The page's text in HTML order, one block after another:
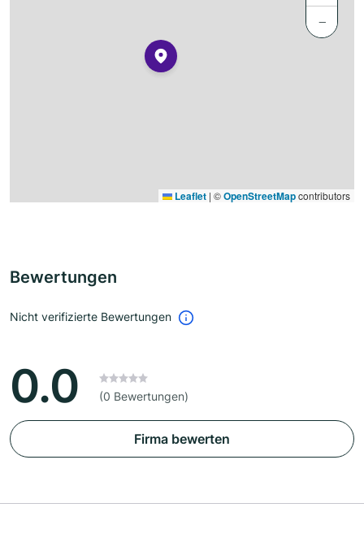
−
Leaflet | ©OpenStreetMapcontributors
Bewertungen
Nicht verifizierte Bewertungen
0.0 (0 Bewertungen)
Firma bewerten